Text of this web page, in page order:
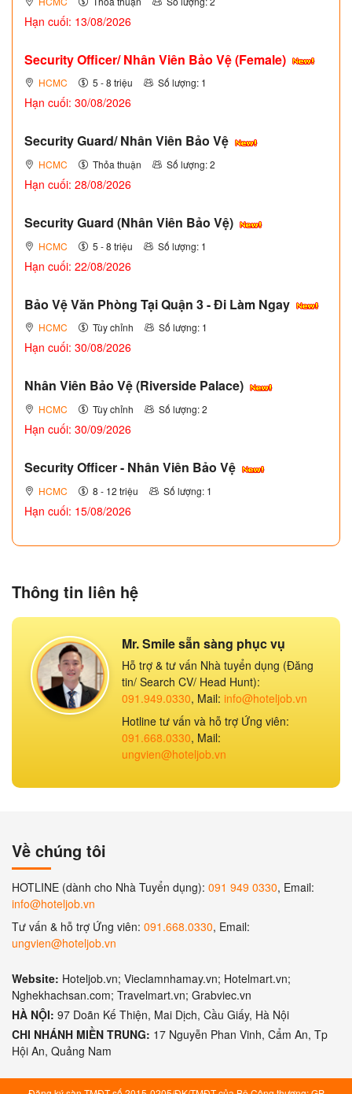
Hạn cuối: 13/08/2026
Security Officer/ Nhân Viên Bảo Vệ (Female)
HCMC 5 - 8 triệu Số lượng: 1
Hạn cuối: 30/08/2026
Security Guard/ Nhân Viên Bảo Vệ
HCMC Thỏa thuận Số lượng: 2
Hạn cuối: 28/08/2026
Security Guard (Nhân Viên Bảo Vệ)
HCMC 5 - 8 triệu Số lượng: 1
Hạn cuối: 22/08/2026
Bảo Vệ Văn Phòng Tại Quận 3 - Đi Làm Ngay
HCMC Tùy chỉnh Số lượng: 1
Hạn cuối: 30/08/2026
Nhân Viên Bảo Vệ (Riverside Palace)
HCMC Tùy chỉnh Số lượng: 2
Hạn cuối: 30/09/2026
Security Officer - Nhân Viên Bảo Vệ
HCMC 8 - 12 triệu Số lượng: 1
Hạn cuối: 15/08/2026
Thông tin liên hệ
Mr. Smile sẵn sàng phục vụ
Hỗ trợ & tư vấn Nhà tuyển dụng (Đăng
tin/ Search CV/ Head Hunt):
091.949.0330, Mail: info@hoteljob.vn
Hotline tư vấn và hỗ trợ Ứng viên:
091.668.0330, Mail:
ungvien@hoteljob.vn
Về chúng tôi
HOTLINE (dành cho Nhà Tuyển dụng): 091 949 0330, Email:
info@hoteljob.vn
Tư vấn & hỗ trợ Ứng viên: 091.668.0330, Email:
ungvien@hoteljob.vn
Website: Hoteljob.vn; Vieclamnhamay.vn; Hotelmart.vn;
Nghekhachsan.com; Travelmart.vn; Grabviec.vn
HÀ NỘI: 97 Doãn Kế Thiện, Mai Dịch, Cầu Giấy, Hà Nội
CHI NHÁNH MIỀN TRUNG: 17 Nguyễn Phan Vinh, Cẩm An, Tp
Hội An, Quảng Nam